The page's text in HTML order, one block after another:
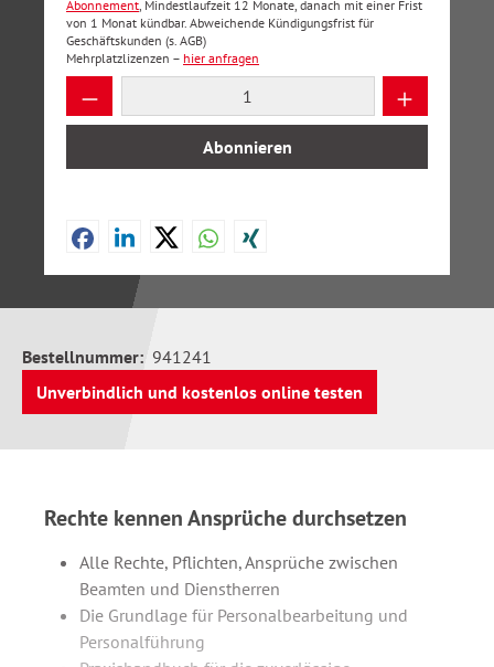
Abonnement, Mindestlaufzeit 12 Monate, danach mit einer Frist
von 1 Monat kündbar. Abweichende Kündigungsfrist für
Geschäftskunden (s. AGB)
Mehrplatzlizenzen – hier anfragen
Produkt Anzahl: Gib den gewünschten
Abonnieren
Bestellnummer: 941241
Unverbindlich und kostenlos online testen
Rechte kennen Ansprüche durchsetzen
Alle Rechte, Pflichten, Ansprüche zwischen
Beamten und Dienstherren
Die Grundlage für Personalbearbeitung und
Personalführung